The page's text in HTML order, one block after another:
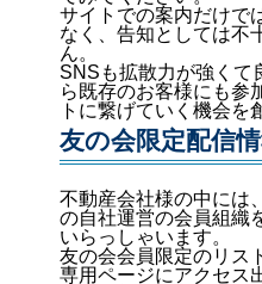
サイトでの案内だけで
なく、告知としては不
ん。
SNSも拡散力が強くて
ら既存のお客様にも参
トに繋げていく機会を
友の会限定配信
不動産会社様の中には
の自社運営の会員組織
いらっしゃいます。
友の会会員限定のリス
専用ページにアクセス